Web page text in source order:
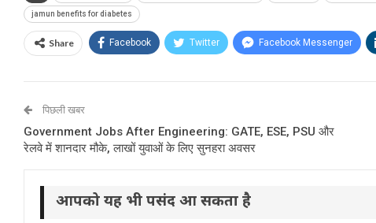
jamun benefits for diabetes
Share Facebook Twitter Facebook Messenger
पिछली खबर
Government Jobs After Engineering: GATE, ESE, PSU और
रेलवे में शानदार मौके, लाखों युवाओं के लिए सुनहरा अवसर
आपको यह भी पसंद आ सकता है